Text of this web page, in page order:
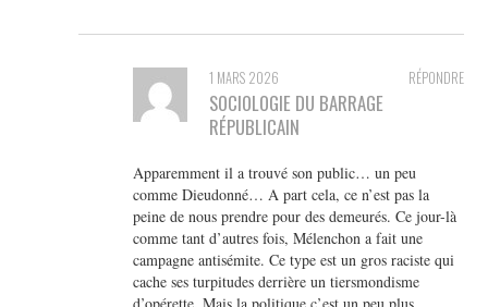
RÉPONDRE
1 MARS 2026
SOCIOLOGIE DU BARRAGE
RÉPUBLICAIN
Apparemment il a trouvé son public… un peu
comme Dieudonné… A part cela, ce n’est pas la
peine de nous prendre pour des demeurés. Ce jour-là
comme tant d’autres fois, Mélenchon a fait une
campagne antisémite. Ce type est un gros raciste qui
cache ses turpitudes derrière un tiersmondisme
d’opérette. Mais la politique c’est un peu plus